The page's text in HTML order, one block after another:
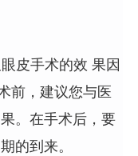
皮手术的效 果因
前，建议您与医
。在手术后，要
的到来。